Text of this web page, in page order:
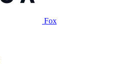
Fox